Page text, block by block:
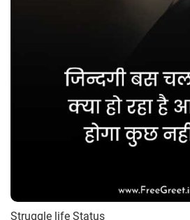
Struggle life Status